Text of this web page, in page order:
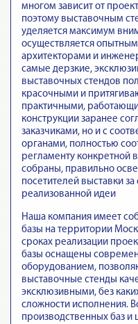
многом зависит от
поэтому выставочным
уделяется максимум
осуществляется
архитекторами и
самые дерзкие,
выставочных стендов
красочными и
практичными,
конструкции заранее
заказчиками, но и с
органами, полностью
регламенту конкретной
собраны, правильно
посетителей выставки
реализованной идеи
Наша компания имеет
базы на территории
сроках реализации
базы оснащены
оборудованием,
выставочные стенды
эксклюзивными, без
сложности исполнения.
производственных баз